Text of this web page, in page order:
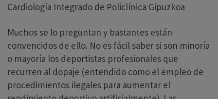
Cardiología Integrado de Policlínica Gipuzkoa
Muchos se lo preguntan y bastantes están
convencidos de ello. No es fácil saber si son minoría
o mayoría los deportistas profesionales que
recurren al dopaje (entendido como el empleo de
procedimientos ilegales para aumentar el